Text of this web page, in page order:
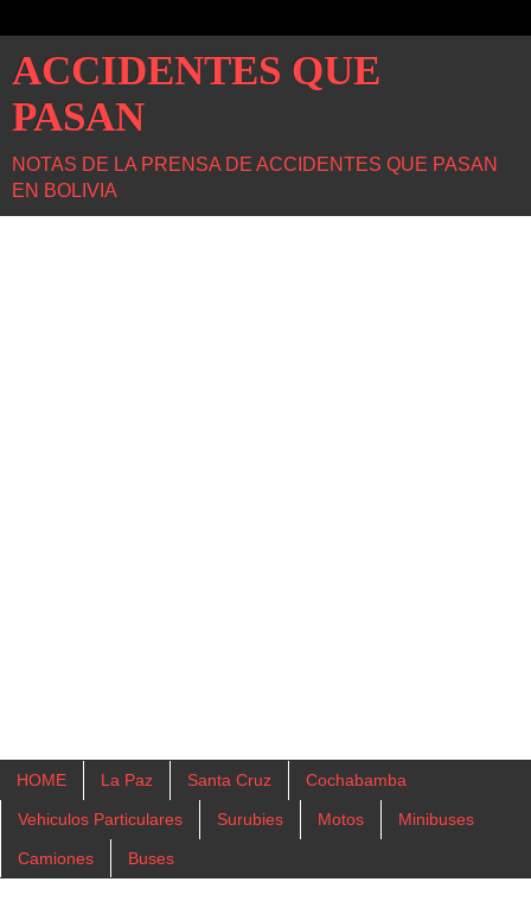
ACCIDENTES QUE
PASAN
NOTAS DE LA PRENSA DE ACCIDENTES QUE PASAN
EN BOLIVIA
HOME La Paz Santa Cruz Cochabamba
Vehiculos Particulares Surubies Motos Minibuses
Camiones Buses